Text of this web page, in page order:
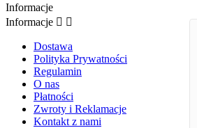
Informacje
Informacje  
Dostawa
Polityka Prywatności
Regulamin
O nas
Płatności
Zwroty i Reklamacje
Kontakt z nami